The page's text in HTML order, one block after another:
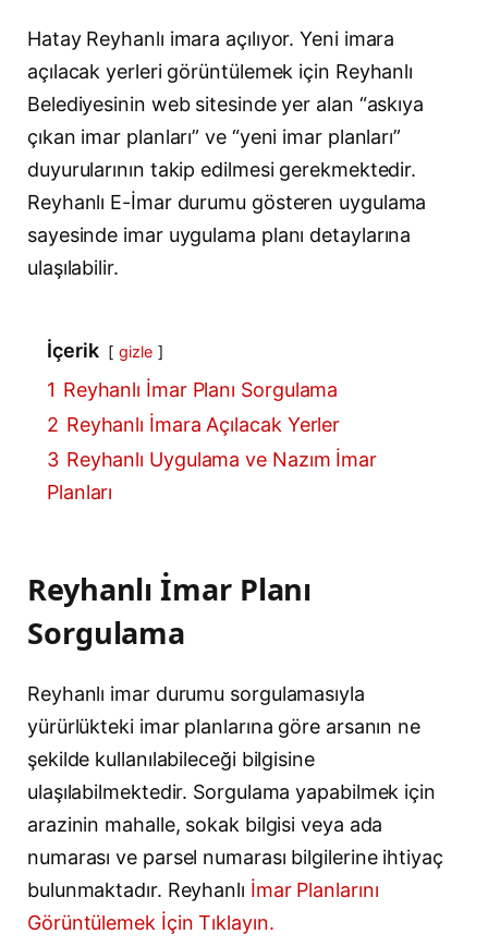
Hatay Reyhanlı imara açılıyor. Yeni imara
açılacak yerleri görüntülemek için Reyhanlı
Belediyesinin web sitesinde yer alan “askıya
çıkan imar planları” ve “yeni imar planları”
duyurularının takip edilmesi gerekmektedir.
Reyhanlı E-İmar durumu gösteren uygulama
sayesinde imar uygulama planı detaylarına
ulaşılabilir.
İçerik gizle
1 Reyhanlı İmar Planı Sorgulama
2 Reyhanlı İmara Açılacak Yerler
3 Reyhanlı Uygulama ve Nazım İmar
Planları
Reyhanlı İmar Planı
Sorgulama
Reyhanlı imar durumu sorgulamasıyla
yürürlükteki imar planlarına göre arsanın ne
şekilde kullanılabileceği bilgisine
ulaşılabilmektedir. Sorgulama yapabilmek için
arazinin mahalle, sokak bilgisi veya ada
numarası ve parsel numarası bilgilerine ihtiyaç
bulunmaktadır. Reyhanlı İmar Planlarını
Görüntülemek İçin Tıklayın.